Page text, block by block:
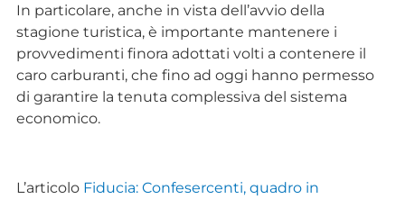
In particolare, anche in vista dell’avvio della
stagione turistica, è importante mantenere i
provvedimenti finora adottati volti a contenere il
caro carburanti, che fino ad oggi hanno permesso
di garantire la tenuta complessiva del sistema
economico.
L’articolo Fiducia: Confesercenti, quadro in